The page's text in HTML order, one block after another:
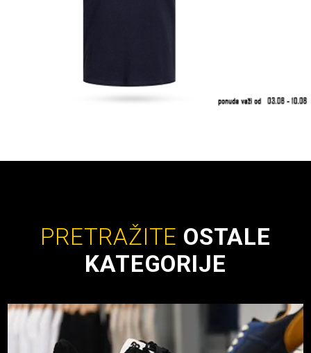
PRETRAŽITE OSTALE
KATEGORIJE